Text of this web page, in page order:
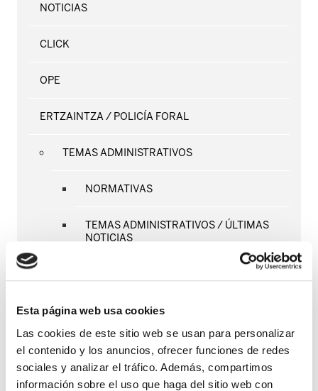
Esta página web usa cookies
Las cookies de este sitio web se usan para personalizar
el contenido y los anuncios, ofrecer funciones de redes
sociales y analizar el tráfico. Además, compartimos
información sobre el uso que haga del sitio web con
NOTICIAS
CLICK
OPE
ERTZAINTZA / POLICÍA FORAL
TEMAS ADMINISTRATIVOS
NORMATIVAS
TEMAS ADMINISTRATIVOS / ÚLTIMAS
NOTICIAS
CURSOS APPV
NUEVAS PROMOCIONES
SEGURIDAD Y SALUD LABORAL